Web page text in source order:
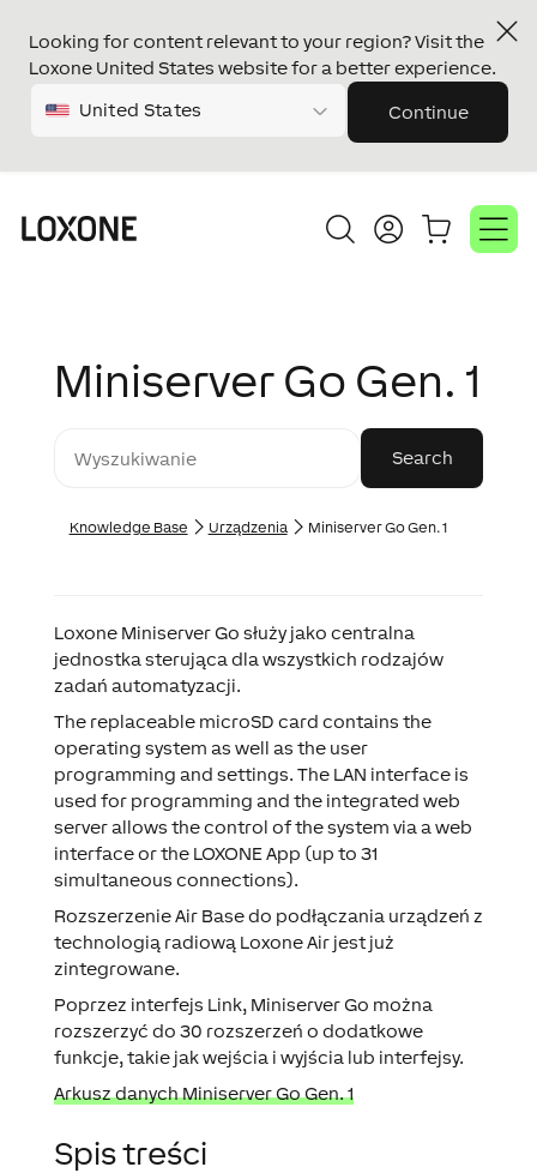
Looking for content relevant to your region? Visit the
Loxone United States website for a better experience.
United States Continue
Miniserver Go Gen. 1
Knowledge Base Urządzenia Miniserver Go Gen. 1
Loxone Miniserver Go służy jako centralna
jednostka sterująca dla wszystkich rodzajów
zadań automatyzacji.
The replaceable microSD card contains the
operating system as well as the user
programming and settings. The LAN interface is
used for programming and the integrated web
server allows the control of the system via a web
interface or the LOXONE App (up to 31
simultaneous connections).
Rozszerzenie Air Base do podłączania urządzeń z
technologią radiową Loxone Air jest już
zintegrowane.
Poprzez interfejs Link, Miniserver Go można
rozszerzyć do 30 rozszerzeń o dodatkowe
funkcje, takie jak wejścia i wyjścia lub interfejsy.
Arkusz danych Miniserver Go Gen. 1
Spis treści